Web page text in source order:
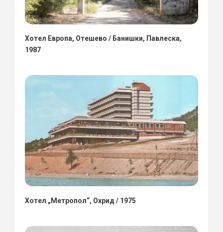
Хотел Европа, Отешево / Банишки, Павлеска,
1987
Хотел „Метропол“, Охрид / 1975